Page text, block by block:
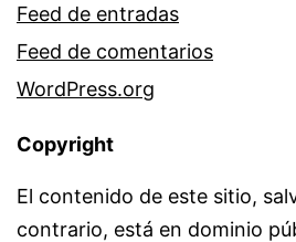
Feed de entradas
Feed de comentarios
WordPress.org
Copyright
El contenido de este sitio,
contrario, está en dominio